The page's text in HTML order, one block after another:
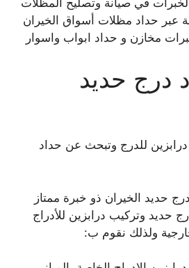
عبر حداد مظلات أسواق الخيران
مخازن و حداد ابواب واسوار
درج حديد
للدرج وتبحث عن حداد
حديد الخيران ذو خبرة ممتاز
حديد وتركيب درابزين للأدراج
ولذلك نقوم ب: